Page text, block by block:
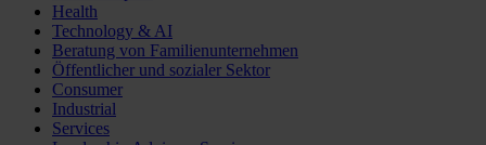
Health
Technology & AI
Beratung von Familienunternehmen
Öffentlicher und sozialer Sektor
Consumer
Industrial
Services